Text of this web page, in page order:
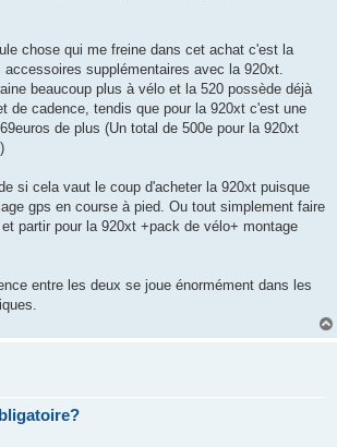
chose qui me freine dans cet achat c'est la
supplémentaires avec la 920xt.
beaucoup plus à vélo et la 520 possède déjà
de cadence, tendis que pour la 920xt c'est une
de plus (Un total de 500e pour la 920xt
si cela vaut le coup d'acheter la 920xt puisque
gps en course à pied. Ou tout simplement faire
partir pour la 920xt +pack de vélo+ montage
entre les deux se joue énormément dans les